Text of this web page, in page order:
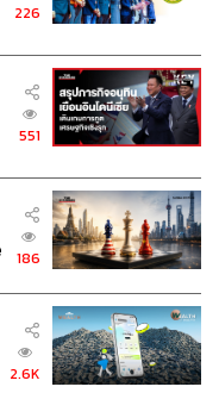
226
551
186
2.6K